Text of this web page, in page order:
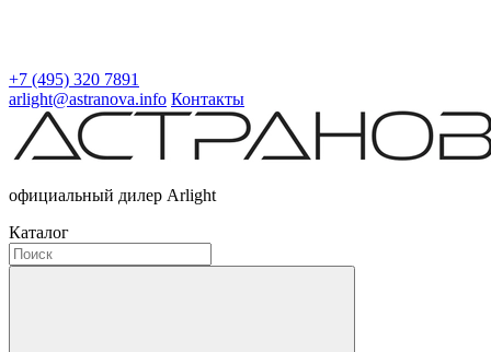
+7 (495) 320 7891
arlight@astranova.info Контакты
официальный дилер Arlight
Каталог